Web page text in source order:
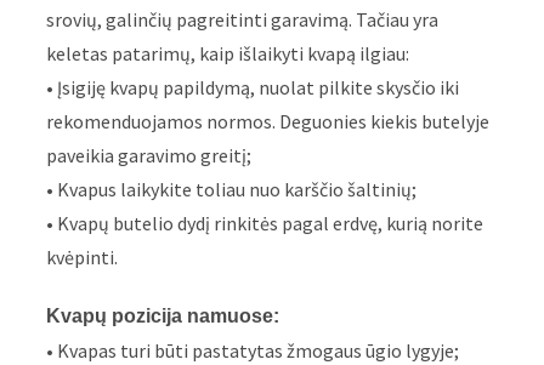
srovių, galinčių pagreitinti garavimą. Tačiau yra
keletas patarimų, kaip išlaikyti kvapą ilgiau:
• Įsigiję kvapų papildymą, nuolat pilkite skysčio iki
rekomenduojamos normos. Deguonies kiekis butelyje
paveikia garavimo greitį;
• Kvapus laikykite toliau nuo karščio šaltinių;
• Kvapų butelio dydį rinkitės pagal erdvę, kurią norite
kvėpinti.
Kvapų pozicija namuose:
• Kvapas turi būti pastatytas žmogaus ūgio lygyje;